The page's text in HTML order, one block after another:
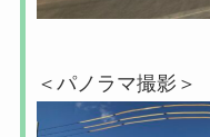
＜パノラマ撮影＞